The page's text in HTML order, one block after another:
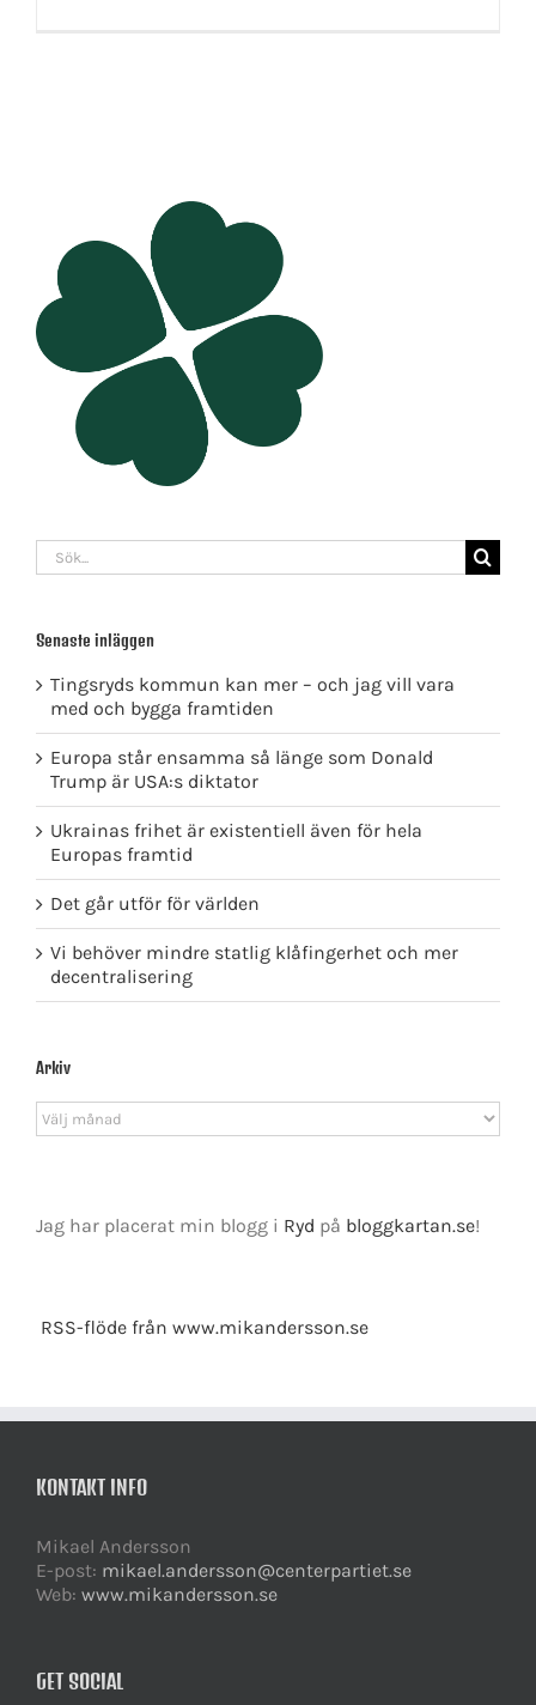
Sök
efter:
Senaste inläggen
Tingsryds kommun kan mer – och jag vill vara
med och bygga framtiden
Europa står ensamma så länge som Donald
Trump är USA:s diktator
Ukrainas frihet är existentiell även för hela
Europas framtid
Det går utför för världen
Vi behöver mindre statlig klåfingerhet och mer
decentralisering
Arkiv
Arkiv
Jag har placerat min blogg i Ryd på bloggkartan.se!
RSS-flöde från www.mikandersson.se
KONTAKT INFO
Mikael Andersson
E-post: mikael.andersson@centerpartiet.se
Web: www.mikandersson.se
GET SOCIAL